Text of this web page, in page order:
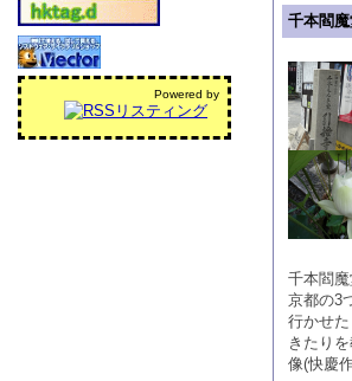
千本閻
千本閻魔
京都の3
行かせ
きたり
像(快慶
Powered by